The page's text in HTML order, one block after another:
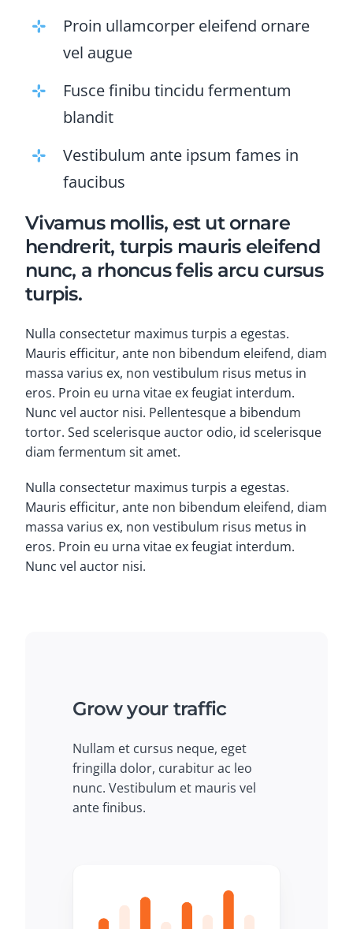
Proin ullamcorper eleifend ornare
vel augue
Fusce finibu tincidu fermentum
blandit
Vestibulum ante ipsum fames in
faucibus
Vivamus mollis, est ut ornare
hendrerit, turpis mauris eleifend
nunc, a rhoncus felis arcu cursus
turpis.
Nulla consectetur maximus turpis a egestas.
Mauris efficitur, ante non bibendum eleifend, diam
massa varius ex, non vestibulum risus metus in
eros. Proin eu urna vitae ex feugiat interdum.
Nunc vel auctor nisi. Pellentesque a bibendum
tortor. Sed scelerisque auctor odio, id scelerisque
diam fermentum sit amet.
Nulla consectetur maximus turpis a egestas.
Mauris efficitur, ante non bibendum eleifend, diam
massa varius ex, non vestibulum risus metus in
eros. Proin eu urna vitae ex feugiat interdum.
Nunc vel auctor nisi.
Grow your traffic
Nullam et cursus neque, eget
fringilla dolor, curabitur ac leo
nunc. Vestibulum et mauris vel
ante finibus.